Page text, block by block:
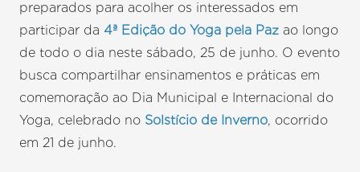
preparados para acolher os interessados em
participar da 4ª Edição do Yoga pela Paz ao longo
de todo o dia neste sábado, 25 de junho. O evento
busca compartilhar ensinamentos e práticas em
comemoração ao Dia Municipal e Internacional do
Yoga, celebrado no Solstício de Inverno, ocorrido
em 21 de junho.